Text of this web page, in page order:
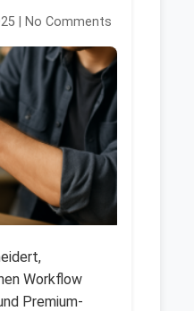
| No Comments
Workflow
Premium-